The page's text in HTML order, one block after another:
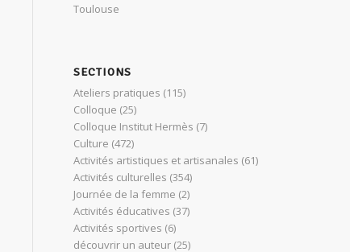
Toulouse
SECTIONS
Ateliers pratiques (115)
Colloque (25)
Colloque Institut Hermès (7)
Culture (472)
Activités artistiques et artisanales (61)
Activités culturelles (354)
Journée de la femme (2)
Activités éducatives (37)
Activités sportives (6)
découvrir un auteur (25)